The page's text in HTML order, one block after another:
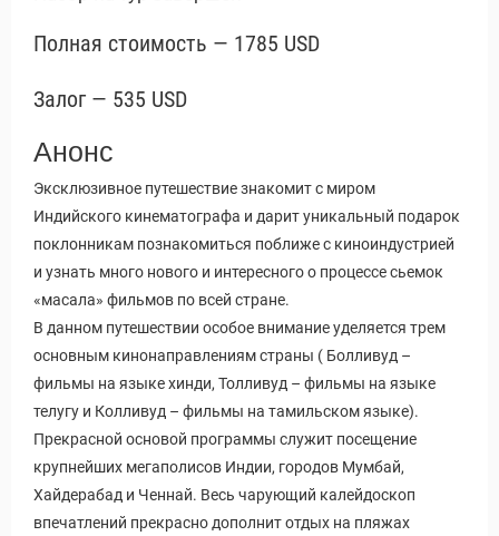
Полная стоимость — 1785 USD
Залог — 535 USD
Анонс
Эксклюзивное путешествие знакомит с миром
Индийского кинематографа и дарит уникальный подарок
поклонникам познакомиться поближе с киноиндустрией
и узнать много нового и интересного о процессе сьемок
«масала» фильмов по всей стране.
В данном путешествии особое внимание уделяется трем
основным кинонаправлениям страны ( Болливуд –
фильмы на языке хинди, Толливуд – фильмы на языке
телугу и Колливуд – фильмы на тамильском языке).
Прекрасной основой программы служит посещение
крупнейших мегаполисов Индии, городов Мумбай,
Хайдерабад и Ченнай. Весь чарующий калейдоскоп
впечатлений прекрасно дополнит отдых на пляжах